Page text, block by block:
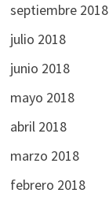
septiembre 2018
julio 2018
junio 2018
mayo 2018
abril 2018
marzo 2018
febrero 2018